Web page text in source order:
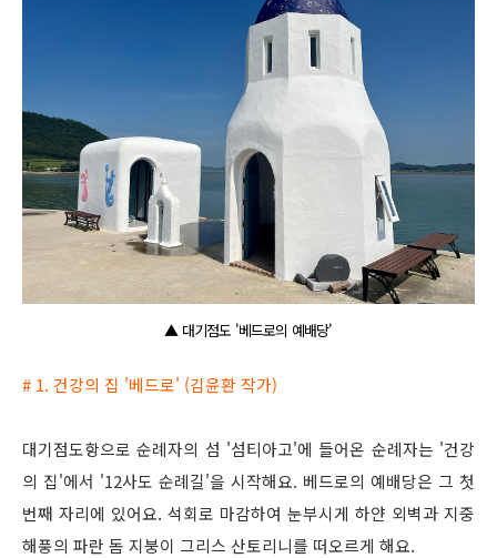
▲ 대기점도 '베드로의 예배당'
# 1. 건강의 집 '베드로' (김윤환 작가)
대기점도항으로 순례자의 섬 '섬티아고'에 들어온 순례자는 '건강
의 집'에서 '12사도 순례길'을 시작해요. 베드로의 예배당은 그 첫
번째 자리에 있어요. 석회로 마감하여 눈부시게 하얀 외벽과 지중
해풍의 파란 돔 지붕이 그리스 산토리니를 떠오르게 해요.